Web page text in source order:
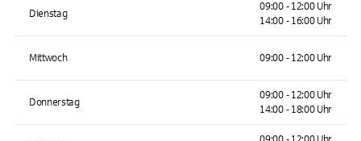
Dienstag
09:00 - 12:00 Uhr
14:00 - 16:00 Uhr
Mittwoch 09:00 - 12:00 Uhr
Donnerstag
09:00 - 12:00 Uhr
14:00 - 18:00 Uhr